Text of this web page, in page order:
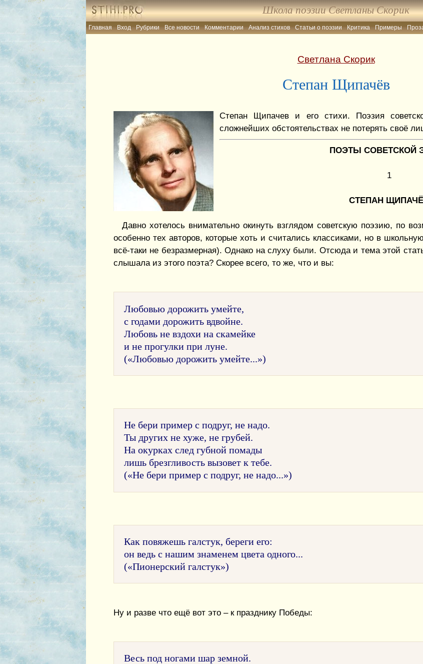
Школа поэзии Светланы Скорик
Главная Вход Рубрики Все новости Комментарии Анализ стихов Статьи о поэзии Критика Примеры
Светлана Скорик
Степан Щипачёв
Степан Щипачев и его стихи. Поэзия
сложнейших обстоятельствах не потерять своё
ПОЭТЫ СОВЕТСКОЙ
1
СТЕПАН
Давно хотелось внимательно окинуть взглядом советскую поэзию, по
особенно тех авторов, которые хоть и считались классиками, но в
всё-таки не безразмерная). Однако на слуху были. Отсюда и тема этой
слышала из этого поэта? Скорее всего, то же, что и вы:
Любовью дорожить умейте,
с годами дорожить вдвойне.
Любовь не вздохи на скамейке
и не прогулки при луне.
(«Любовью дорожить умейте...»)
Не бери пример с подруг, не надо.
Ты других не хуже, не грубей.
На окурках след губной помады
лишь брезгливость вызовет к тебе.
(«Не бери пример с подруг, не надо...»)
Как повяжешь галстук, береги его:
он ведь с нашим знаменем цвета одного...
(«Пионерский галстук»)
Ну и разве что ещё вот это – к празднику Победы:
Весь под ногами шар земной.